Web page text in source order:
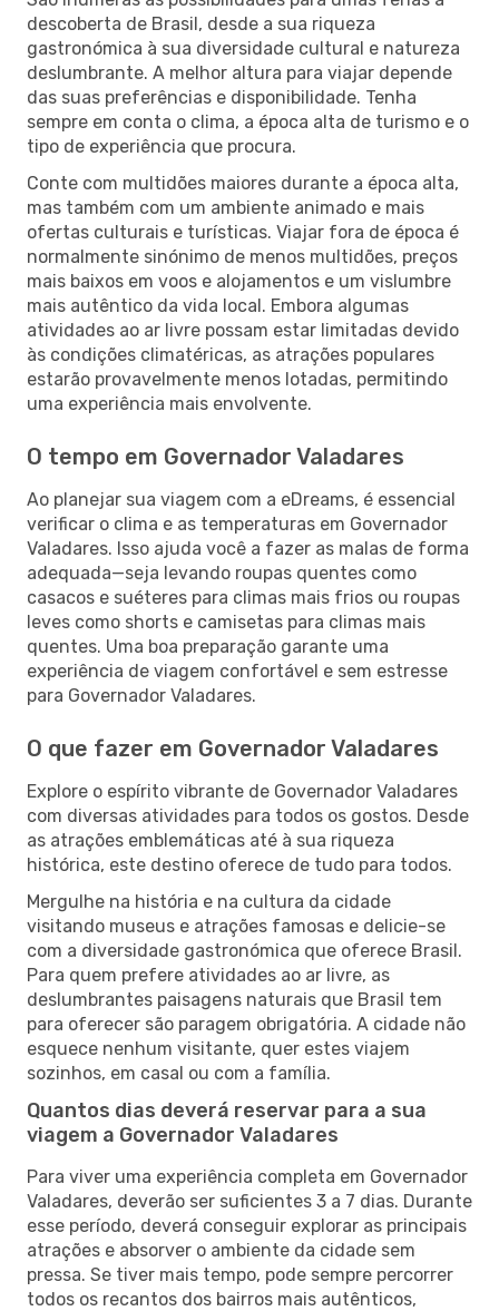
descoberta de Brasil, desde a sua riqueza
gastronómica à sua diversidade cultural e natureza
deslumbrante. A melhor altura para viajar depende
das suas preferências e disponibilidade. Tenha
sempre em conta o clima, a época alta de turismo e o
tipo de experiência que procura.
Conte com multidões maiores durante a época alta,
mas também com um ambiente animado e mais
ofertas culturais e turísticas. Viajar fora de época é
normalmente sinónimo de menos multidões, preços
mais baixos em voos e alojamentos e um vislumbre
mais autêntico da vida local. Embora algumas
atividades ao ar livre possam estar limitadas devido
às condições climatéricas, as atrações populares
estarão provavelmente menos lotadas, permitindo
uma experiência mais envolvente.
O tempo em Governador Valadares
Ao planejar sua viagem com a eDreams, é essencial
verificar o clima e as temperaturas em Governador
Valadares. Isso ajuda você a fazer as malas de forma
adequada—seja levando roupas quentes como
casacos e suéteres para climas mais frios ou roupas
leves como shorts e camisetas para climas mais
quentes. Uma boa preparação garante uma
experiência de viagem confortável e sem estresse
para Governador Valadares.
O que fazer em Governador Valadares
Explore o espírito vibrante de Governador Valadares
com diversas atividades para todos os gostos. Desde
as atrações emblemáticas até à sua riqueza
histórica, este destino oferece de tudo para todos.
Mergulhe na história e na cultura da cidade
visitando museus e atrações famosas e delicie-se
com a diversidade gastronómica que oferece Brasil.
Para quem prefere atividades ao ar livre, as
deslumbrantes paisagens naturais que Brasil tem
para oferecer são paragem obrigatória. A cidade não
esquece nenhum visitante, quer estes viajem
sozinhos, em casal ou com a família.
Quantos dias deverá reservar para a sua
viagem a Governador Valadares
Para viver uma experiência completa em Governador
Valadares, deverão ser suficientes 3 a 7 dias. Durante
esse período, deverá conseguir explorar as principais
atrações e absorver o ambiente da cidade sem
pressa. Se tiver mais tempo, pode sempre percorrer
todos os recantos dos bairros mais autênticos,